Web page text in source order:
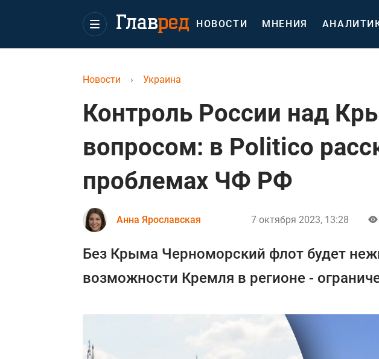
НОВОСТИ МНЕНИЯ
Новости › Украина
Контроль России над
вопросом: в Politico
проблемах ЧФ РФ
Анна Ярославская 7 октября 2023, 13:28
Без Крыма Черноморский флот будет
возможности Кремля в регионе -